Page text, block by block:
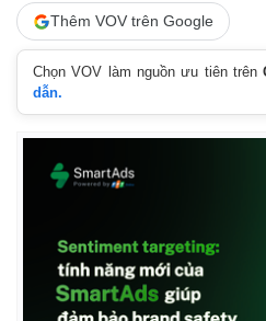
Thêm VOV trên Google
Chọn VOV làm nguồn ưu tiên trên
dẫn.